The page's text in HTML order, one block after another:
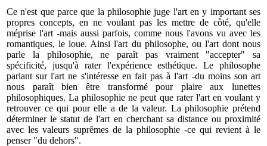
Ce n'est que parce que la philosophie juge l'art en y important ses
propres concepts, en ne voulant pas les mettre de côté, qu'elle
méprise l'art -mais aussi parfois, comme nous l'avons vu avec les
romantiques, le loue. Ainsi l'art du philosophe, ou l'art dont nous
parle la philosophie, ne paraît pas vraiment "accepter" sa
spécificité, jusqu'à rater l'expérience esthétique. Le philosophe
parlant sur l'art ne s'intéresse en fait pas à l'art -du moins son art
nous paraît bien être transformé pour plaire aux lunettes
philosophiques. La philosophie ne peut que rater l'art en voulant y
retrouver ce qui pour elle a de la valeur. La philosophie prétend
déterminer le statut de l'art en cherchant sa distance ou proximité
avec les valeurs suprêmes de la philosophie -ce qui revient à le
penser "du dehors".